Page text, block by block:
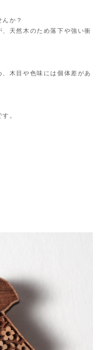
か？
天然木のため落下や強い衝
木目や色味には個体差があ
。